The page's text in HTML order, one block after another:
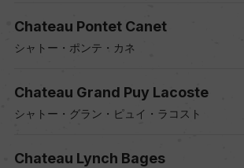
Chateau Pontet Canet
シャトー・ポンテ・カネ
Chateau Grand Puy Lacoste
シャトー・グラン・ピュイ・ラコスト
Chateau Lynch Bages